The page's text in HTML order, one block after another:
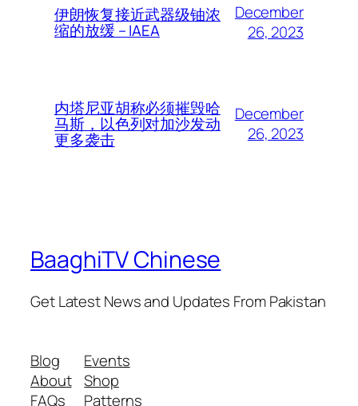
伊朗恢复接近武器级铀浓
缩的放缓 – IAEA
December
26, 2023
内塔尼亚胡称必须摧毁哈
马斯，以色列对加沙发动
更多袭击
December
26, 2023
BaaghiTV Chinese
Get Latest News and Updates From Pakistan
Blog
About
FAQs
Events
Shop
Patterns